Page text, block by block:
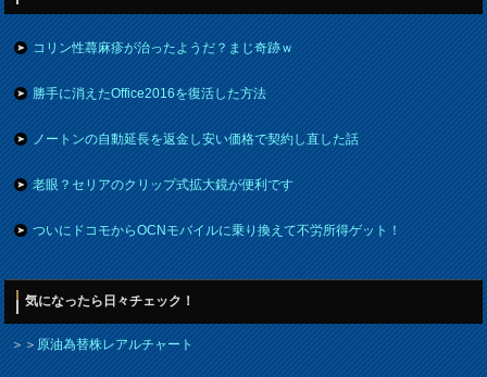
コリン性蕁麻疹が治ったようだ？まじ奇跡ｗ
勝手に消えたOffice2016を復活した方法
ノートンの自動延長を返金し安い価格で契約し直した話
老眼？セリアのクリップ式拡大鏡が便利です
ついにドコモからOCNモバイルに乗り換えて不労所得ゲット！
気になったら日々チェック！
＞＞原油為替株レアルチャート